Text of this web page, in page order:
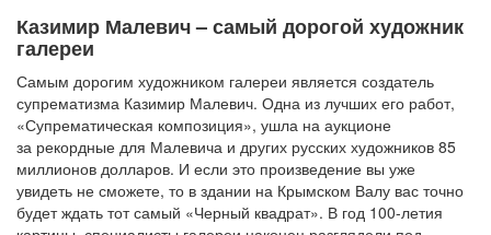
Казимир Малевич – самый дорогой художник
галереи
Самым дорогим художником галереи является создатель
супрематизма Казимир Малевич. Одна из лучших его работ,
«Супрематическая композиция», ушла на аукционе
за рекордные для Малевича и других русских художников 85
миллионов долларов. И если это произведение вы уже
увидеть не сможете, то в здании на Крымском Валу вас точно
будет ждать тот самый «Черный квадрат». В год 100-летия